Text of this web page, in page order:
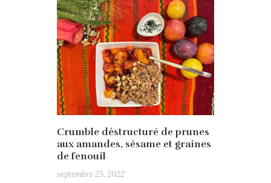
Crumble déstructuré de prunes
aux amandes, sésame et graines
de fenouil
septembre 25, 2022